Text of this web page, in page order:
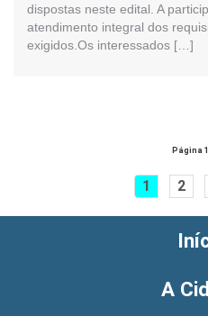
dispostas neste edital. A
atendimento integral dos
exigidos.Os interessados […]
Página
1 2
A